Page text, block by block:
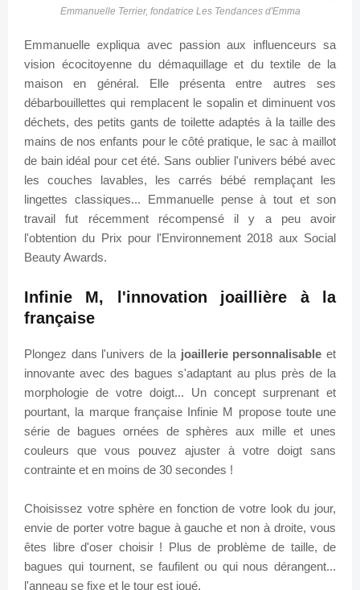
Emmanuelle Terrier, fondatrice Les Tendances d'Emma
Emmanuelle expliqua avec passion aux influenceurs sa
vision écocitoyenne du démaquillage et du textile de la
maison en général. Elle présenta entre autres ses
débarbouillettes qui remplacent le sopalin et diminuent vos
déchets, des petits gants de toilette adaptés à la taille des
mains de nos enfants pour le côté pratique, le sac à maillot
de bain idéal pour cet été. Sans oublier l'univers bébé avec
les couches lavables, les carrés bébé remplaçant les
lingettes classiques... Emmanuelle pense à tout et son
travail fut récemment récompensé il y a peu avoir
l'obtention du Prix pour l'Environnement 2018 aux Social
Beauty Awards.
Infinie M, l'innovation joaillière à la
française
Plongez dans l'univers de la joaillerie personnalisableet
innovante avec des bagues s'adaptant au plus près de la
morphologie de votre doigt... Un concept surprenant et
pourtant, la marque française Infinie M propose toute une
série de bagues ornées de sphères aux mille et unes
couleurs que vous pouvez ajuster à votre doigt sans
contrainte et en moins de 30 secondes !
Choisissez votre sphère en fonction de votre look du jour,
envie de porter votre bague à gauche et non à droite, vous
êtes libre d'oser choisir ! Plus de problème de taille, de
bagues qui tournent, se faufilent ou qui nous dérangent...
l'anneau se fixe et le tour est joué.